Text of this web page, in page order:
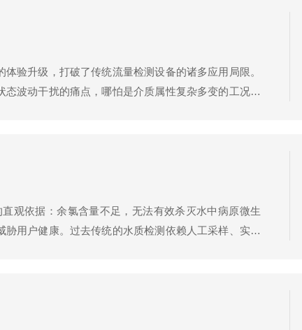
验升级，打破了传统流量检测设备的诸多应用局限。
波动干扰的痛点，哪怕是介质属性复杂多变的工况，
观依据：余氯含量不足，无法有效杀灭水中病原微生
用户健康。过去传统的水质检测依赖人工采样、实验